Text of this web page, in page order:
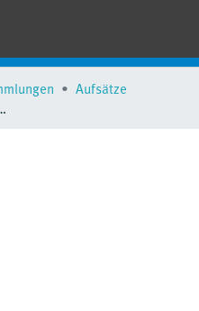
Aufsätze
auf die Klimakrise?